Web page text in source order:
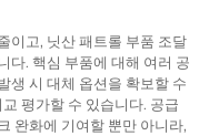
이고, 닛산 패트롤 부품 조달
다. 핵심 부품에 대해 여러 공
생 시 대체 옵션을 확보할 수
평가할 수 있습니다. 공급
완화에 기여할 뿐만 아니라,